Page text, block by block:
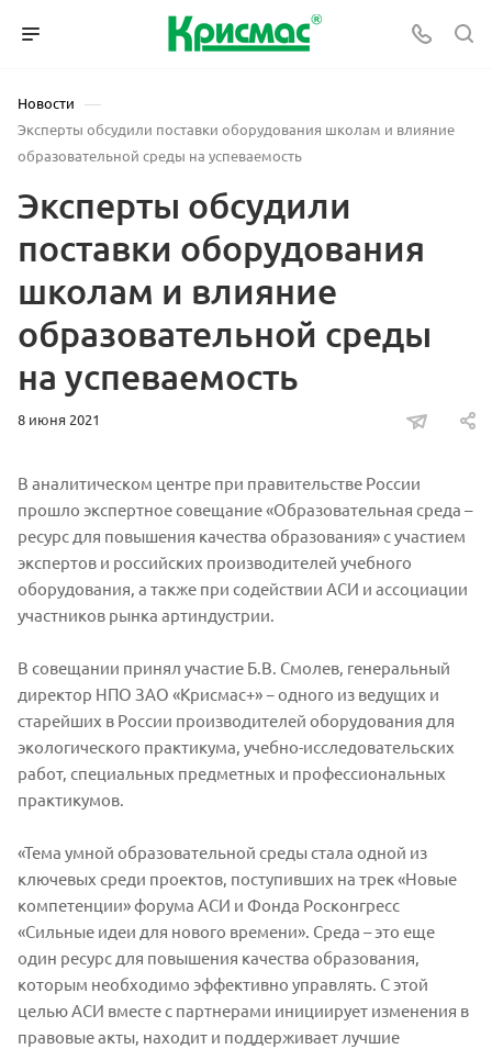
Новости —
Эксперты обсудили поставки оборудования школам и влияние
образовательной среды на успеваемость
Эксперты обсудили
поставки оборудования
школам и влияние
образовательной среды
на успеваемость
8 июня 2021
В аналитическом центре при правительстве России
прошло экспертное совещание «Образовательная среда –
ресурс для повышения качества образования» с участием
экспертов и российских производителей учебного
оборудования, а также при содействии АСИ и ассоциации
участников рынка артиндустрии.
В совещании принял участие Б.В. Смолев, генеральный
директор НПО ЗАО «Крисмас+» − одного из ведущих и
старейших в России производителей оборудования для
экологического практикума, учебно-исследовательских
работ, специальных предметных и профессиональных
практикумов.
«Тема умной образовательной среды стала одной из
ключевых среди проектов, поступивших на трек «Новые
компетенции» форума АСИ и Фонда Росконгресс
«Сильные идеи для нового времени». Среда – это еще
один ресурс для повышения качества образования,
которым необходимо эффективно управлять. С этой
целью АСИ вместе с партнерами инициирует изменения в
правовые акты, находит и поддерживает лучшие